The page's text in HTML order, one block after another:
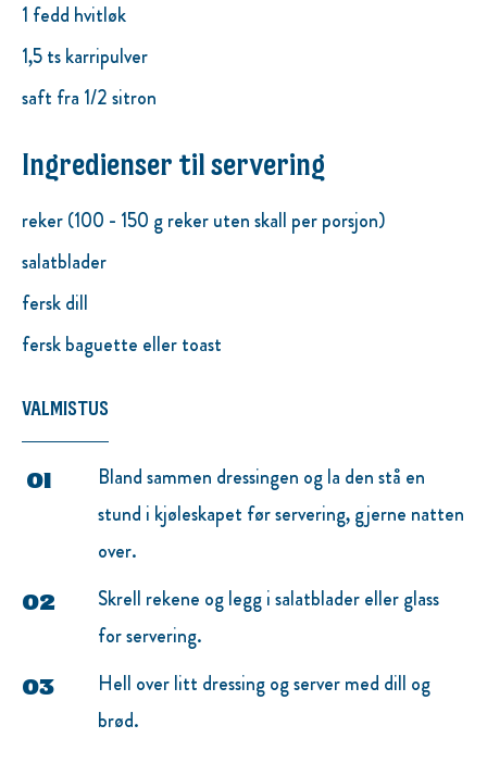
1 fedd hvitløk
1,5 ts karripulver
saft fra 1/2 sitron
Ingredienser til servering
reker (100 - 150 g reker uten skall per porsjon)
salatblader
fersk dill
fersk baguette eller toast
VALMISTUS
Bland sammen dressingen og la den stå en
stund i kjøleskapet før servering, gjerne natten
over.
Skrell rekene og legg i salatblader eller glass
for servering.
Hell over litt dressing og server med dill og
brød.